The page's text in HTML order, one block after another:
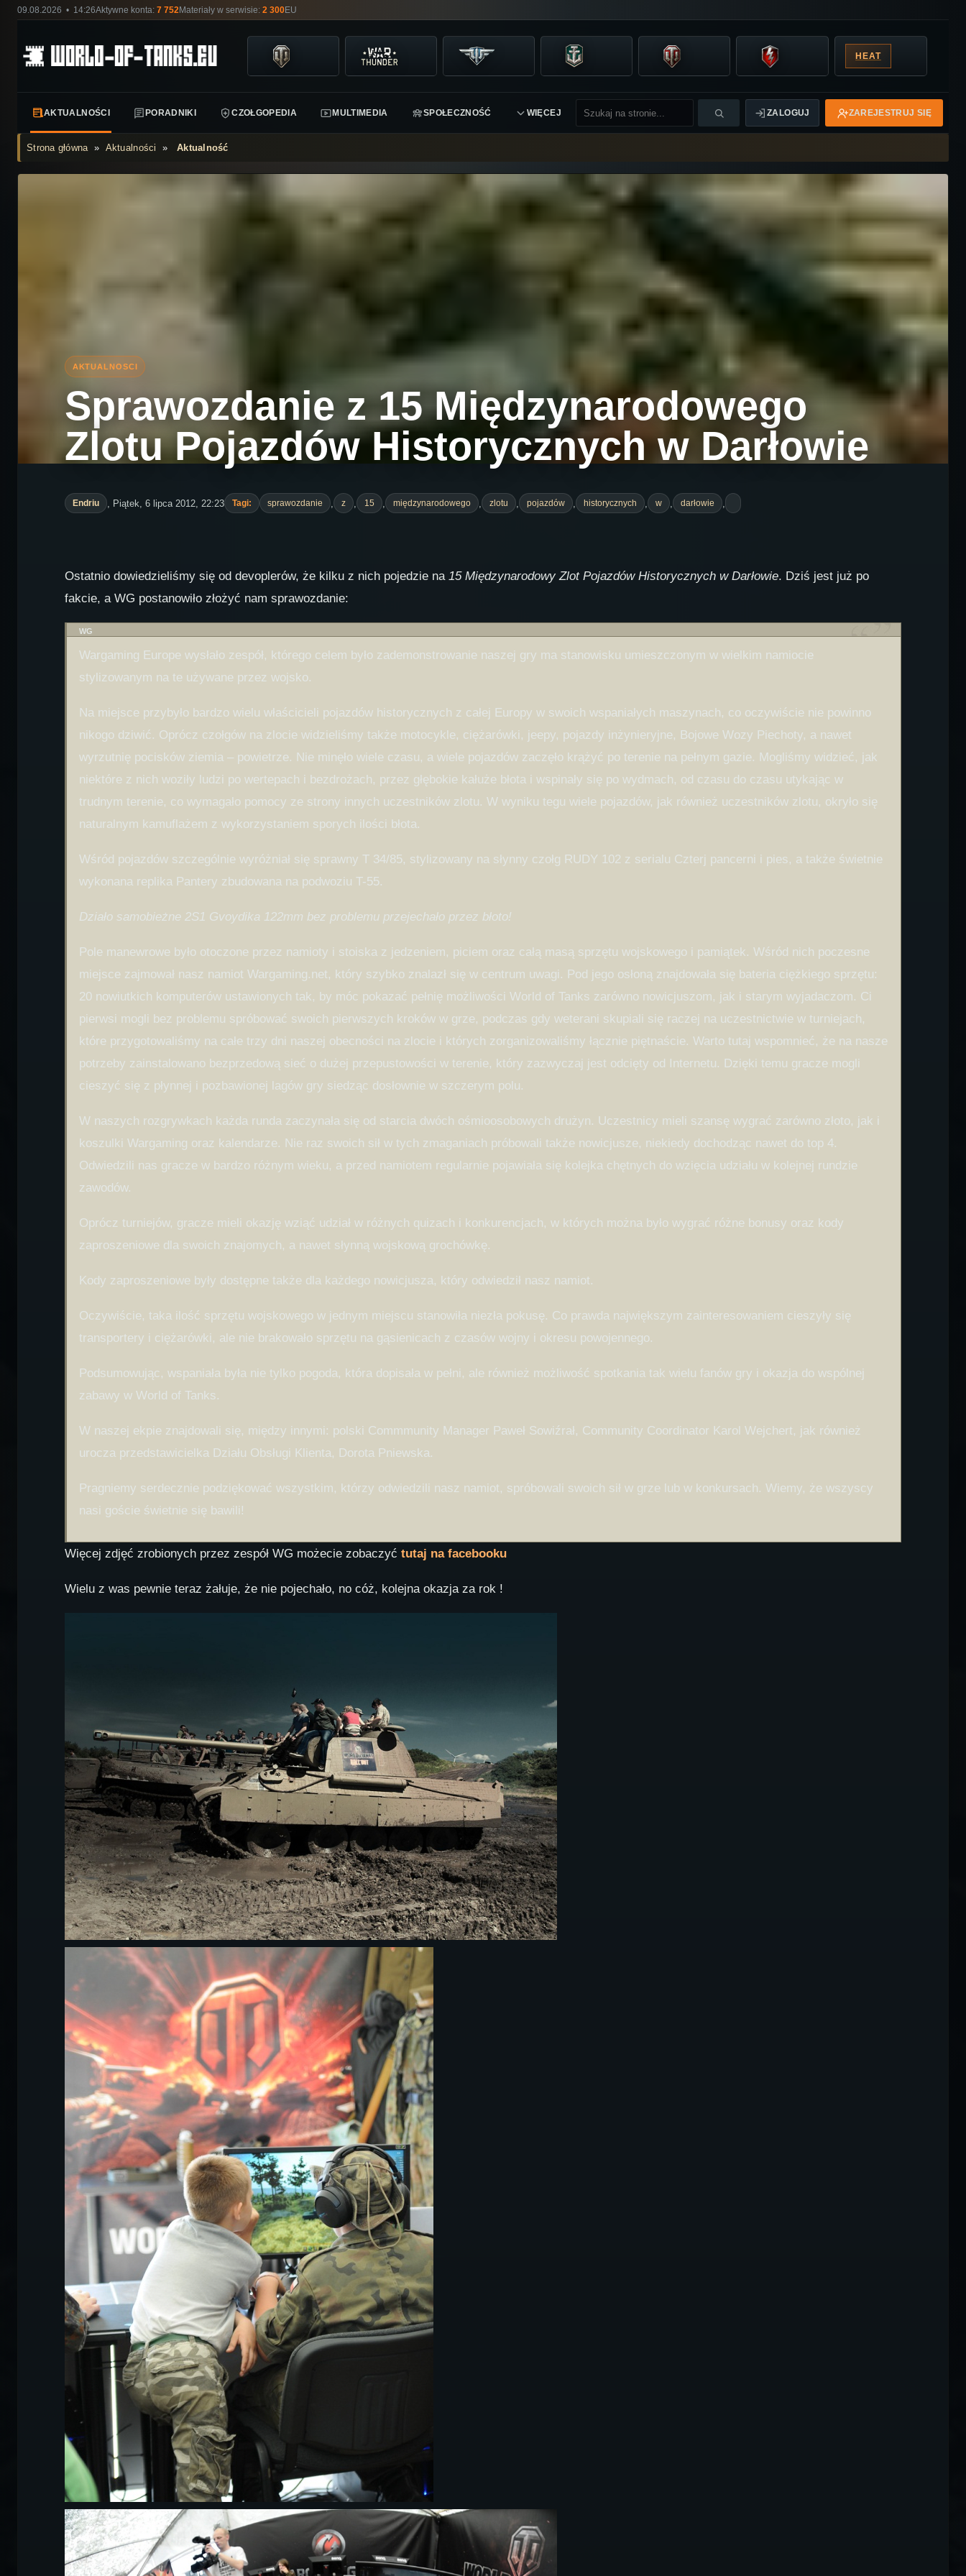
09.08.2026 • 14:26Aktywne konta: 7 752Materiały w serwisie: 2 300EU
HEAT
AKTUALNOŚCI PORADNIKI CZOŁGOPEDIA MULTIMEDIA SPOŁECZNOŚĆ WIĘCEJ ZALOGUJ ZAREJESTRUJ SIĘ
Strona główna» Aktualności »Aktualność
Sprawozdanie z 15 Międzynarodowego
Zlotu Pojazdów Historycznych w Darłowie
Endriu , Piątek, 6 lipca 2012, 22:23 Tagi: sprawozdanie , z , 15 , międzynarodowego , zlotu , pojazdów , historycznych , w , darłowie ,
Ostatnio dowiedzieliśmy się od devoplerów, że kilku z nich pojedzie na 15 Międzynarodowy Zlot Pojazdów Historycznych w Darłowie. Dziś jest już po
fakcie, a WG postanowiło złożyć nam sprawozdanie:
WG
Wargaming Europe wysłało zespół, którego celem było zademonstrowanie naszej gry ma stanowisku umieszczonym w wielkim namiocie
stylizowanym na te używane przez wojsko.
Na miejsce przybyło bardzo wielu właścicieli pojazdów historycznych z całej Europy w swoich wspaniałych maszynach, co oczywiście nie powinno
nikogo dziwić. Oprócz czołgów na zlocie widzieliśmy także motocykle, ciężarówki, jeepy, pojazdy inżynieryjne, Bojowe Wozy Piechoty, a nawet
wyrzutnię pocisków ziemia – powietrze. Nie minęło wiele czasu, a wiele pojazdów zaczęło krążyć po terenie na pełnym gazie. Mogliśmy widzieć, jak
niektóre z nich woziły ludzi po wertepach i bezdrożach, przez głębokie kałuże błota i wspinały się po wydmach, od czasu do czasu utykając w
trudnym terenie, co wymagało pomocy ze strony innych uczestników zlotu. W wyniku tegu wiele pojazdów, jak również uczestników zlotu, okryło się
naturalnym kamuflażem z wykorzystaniem sporych ilości błota.
Wśród pojazdów szczególnie wyróżniał się sprawny T 34/85, stylizowany na słynny czołg RUDY 102 z serialu Czterj pancerni i pies, a także świetnie
wykonana replika Pantery zbudowana na podwoziu T-55.
Działo samobieżne 2S1 Gvoydika 122mm bez problemu przejechało przez błoto!
Pole manewrowe było otoczone przez namioty i stoiska z jedzeniem, piciem oraz całą masą sprzętu wojskowego i pamiątek. Wśród nich poczesne
miejsce zajmował nasz namiot Wargaming.net, który szybko znalazł się w centrum uwagi. Pod jego osłoną znajdowała się bateria ciężkiego sprzętu:
20 nowiutkich komputerów ustawionych tak, by móc pokazać pełnię możliwości World of Tanks zarówno nowicjuszom, jak i starym wyjadaczom. Ci
pierwsi mogli bez problemu spróbować swoich pierwszych kroków w grze, podczas gdy weterani skupiali się raczej na uczestnictwie w turniejach,
które przygotowaliśmy na całe trzy dni naszej obecności na zlocie i których zorganizowaliśmy łącznie piętnaście. Warto tutaj wspomnieć, że na nasze
potrzeby zainstalowano bezprzedową sieć o dużej przepustowości w terenie, który zazwyczaj jest odcięty od Internetu. Dzięki temu gracze mogli
cieszyć się z płynnej i pozbawionej lagów gry siedząc dosłownie w szczerym polu.
W naszych rozgrywkach każda runda zaczynała się od starcia dwóch ośmioosobowych drużyn. Uczestnicy mieli szansę wygrać zarówno złoto, jak i
koszulki Wargaming oraz kalendarze. Nie raz swoich sił w tych zmaganiach próbowali także nowicjusze, niekiedy dochodząc nawet do top 4.
Odwiedzili nas gracze w bardzo różnym wieku, a przed namiotem regularnie pojawiała się kolejka chętnych do wzięcia udziału w kolejnej rundzie
zawodów.
Oprócz turniejów, gracze mieli okazję wziąć udział w różnych quizach i konkurencjach, w których można było wygrać różne bonusy oraz kody
zaproszeniowe dla swoich znajomych, a nawet słynną wojskową grochówkę.
Kody zaproszeniowe były dostępne także dla każdego nowicjusza, który odwiedził nasz namiot.
Oczywiście, taka ilość sprzętu wojskowego w jednym miejscu stanowiła niezła pokusę. Co prawda największym zainteresowaniem cieszyły się
transportery i ciężarówki, ale nie brakowało sprzętu na gąsienicach z czasów wojny i okresu powojennego.
Podsumowując, wspaniała była nie tylko pogoda, która dopisała w pełni, ale również możliwość spotkania tak wielu fanów gry i okazja do wspólnej
zabawy w World of Tanks.
W naszej ekpie znajdowali się, między innymi: polski Commmunity Manager Paweł Sowiźrał, Community Coordinator Karol Wejchert, jak również
urocza przedstawicielka Działu Obsługi Klienta, Dorota Pniewska.
Pragniemy serdecznie podziękować wszystkim, którzy odwiedzili nasz namiot, spróbowali swoich sił w grze lub w konkursach. Wiemy, że wszyscy
nasi goście świetnie się bawili!
Więcej zdjęć zrobionych przez zespół WG możecie zobaczyć tutaj na facebooku
Wielu z was pewnie teraz żałuje, że nie pojechało, no cóż, kolejna okazja za rok !